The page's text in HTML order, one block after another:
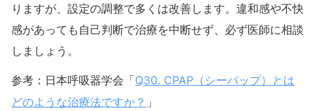
りますが、設定の調整で多くは改善します。違和感や不快
感があっても自己判断で治療を中断せず、必ず医師に相談
しましょう。
参考：日本呼吸器学会「 Q30. CPAP（シーパップ）とは
どのような治療法ですか？ 」